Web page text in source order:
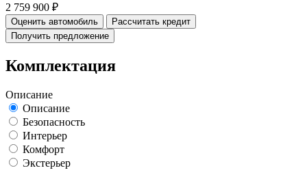
2 759 900 ₽
Оценить автомобиль
Рассчитать кредит
Получить предложение
Комплектация
Описание
Описание
Безопасность
Интерьер
Комфорт
Экстерьер